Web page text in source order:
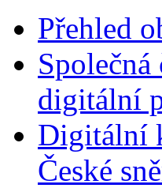
Přehled
Společná
digitální
Digitální
České